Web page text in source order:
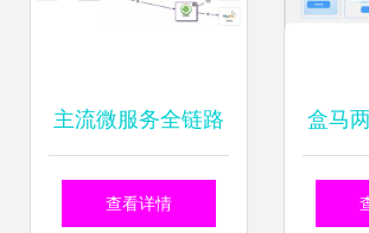
主流微服务全链路
监控系统之战 如何
查看详情
盒马
链中